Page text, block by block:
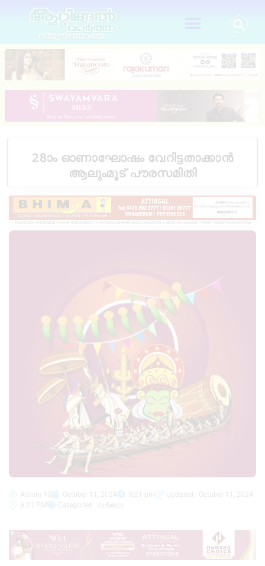
28ാം ഓണാഘോഷം വേറിട്ടതാക്കാൻ
ആലുംമൂട് പൗരസമിതി
Admin YS October 11, 2024 9:21 pm
Updated : October 11, 2024
9:21 PM
Categories : വർക്കല